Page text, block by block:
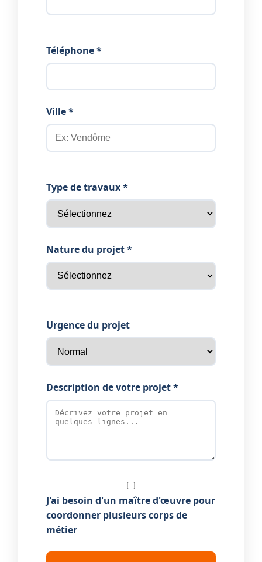
Téléphone *
Ville *
Type de travaux *
Nature du projet *
Urgence du projet
Description de votre projet *
J'ai besoin d'un maître d'œuvre pour
coordonner plusieurs corps de
métier